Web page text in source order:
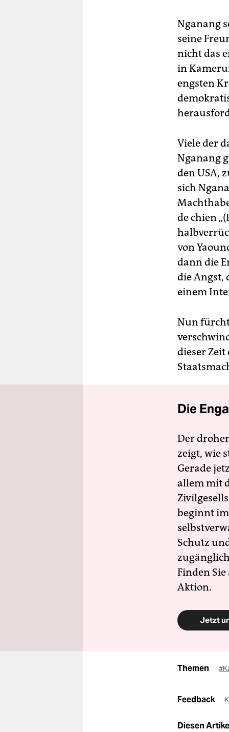
Nganang
seine
nicht das
in
engsten
Viele der
Nganang
den USA,
sich
de chien
von
dann die
die Angst,
einem
Nun
dieser Zeit
Die
Der
zeigt, wie
Gerade
allem mit
beginnt
Schutz
Finden
Aktion.
Jetzt
Themen
Feedback
Diesen